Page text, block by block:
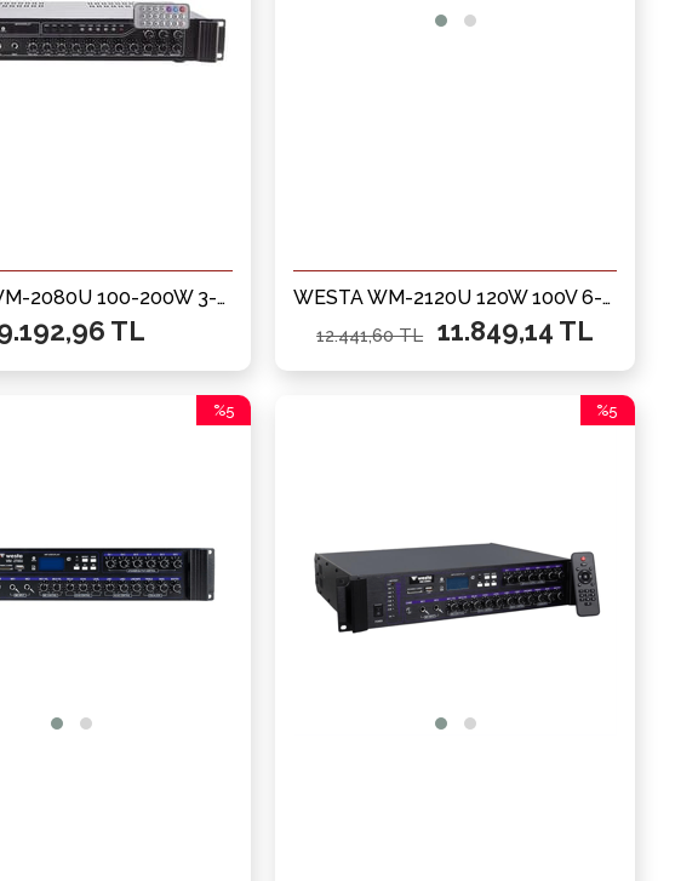
WESTA WM-2080U 100-200W 3-bölgeli Mikser Amfi
TL
WESTA WM-2120U 120W 100V 6-bölgeli Mikser Amfi
11.849,14 TL
12.441,60 TL
%5
%5